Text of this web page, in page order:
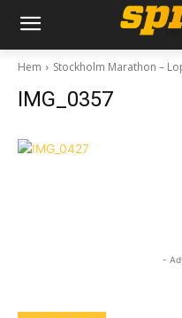
Hem Stockholm Marathon –
IMG_0357
-